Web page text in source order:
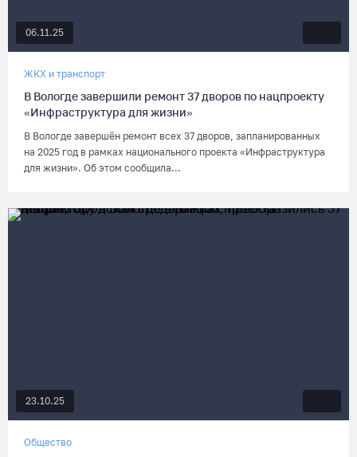
06.11.25
ЖКХ и транспорт
В Вологде завершили ремонт 37 дворов по нацпроекту
«Инфраструктура для жизни»
В Вологде завершён ремонт всех 37 дворов, запланированных
на 2025 год в рамках национального проекта «Инфраструктура
для жизни». Об этом сообщила...
23.10.25
Общество